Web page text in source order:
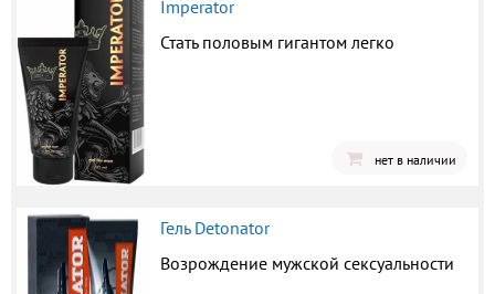
Imperator
Стать половым гигантом легко
нет в наличии
Гель Detonator
Возрождение мужской сексуальности